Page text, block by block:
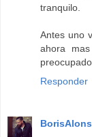
tranquilo.
Antes uno
ahora
Responder